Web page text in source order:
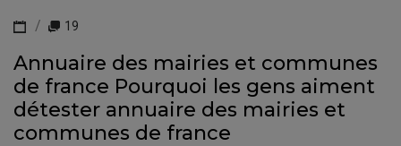
19
Annuaire des mairies et communes
de france Pourquoi les gens aiment
détester annuaire des mairies et
communes de france